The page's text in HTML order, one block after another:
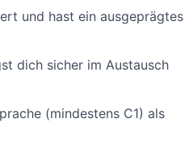
und hast ein ausgeprägtes
dich sicher im Austausch
(mindestens C1) als